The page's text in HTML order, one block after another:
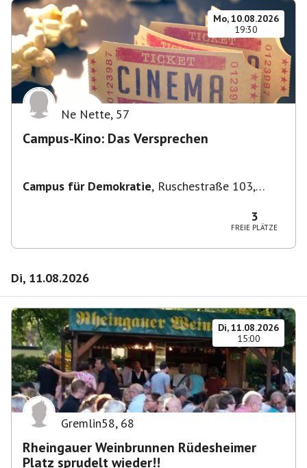
Mo, 10.08.2026
19:30
Ne Nette, 57
Campus-Kino: Das Versprechen
Campus für Demokratie, Ruschestraße 103,
3
FREIE PLÄTZE
Di, 11.08.2026
Di, 11.08.2026
15:00
Gremlin58, 68
Rheingauer Weinbrunnen Rüdesheimer
Platz sprudelt wieder!!